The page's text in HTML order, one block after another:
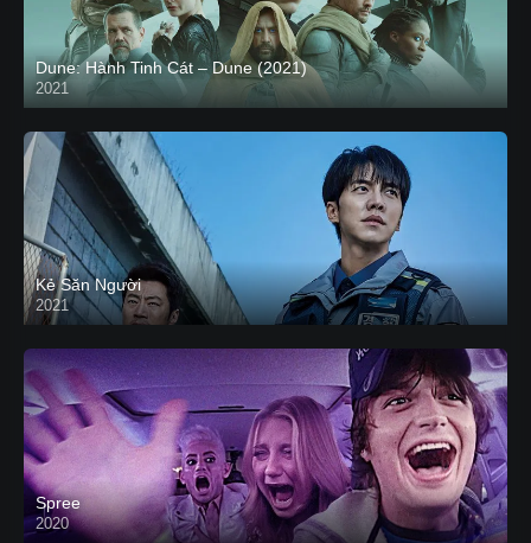
Dune: Hành Tinh Cát – Dune (2021)
2021
HD VIETSUB
Kẻ Săn Người
2021
Spree
2020